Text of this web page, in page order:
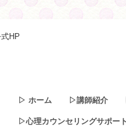
HP
▷ ホーム ▷講師紹介
▷心理カウンセリングサポート